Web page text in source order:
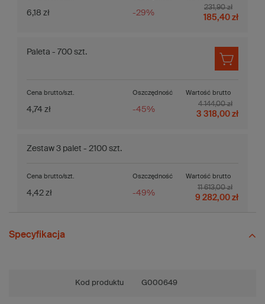
-29%
6,18 zł
185,40 zł
231,90 zł
Paleta - 700 szt.
Oszczędność
-45%
Cena brutto/szt.
4,74 zł
Wartość brutto
3 318,00 zł
4 144,00 zł
Zestaw 3 palet - 2100 szt.
Oszczędność
-49%
Cena brutto/szt.
4,42 zł
Wartość brutto
9 282,00 zł
11 613,00 zł
Specyfikacja
Kod produktu G000649